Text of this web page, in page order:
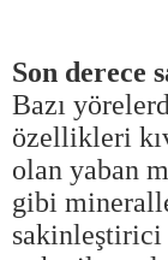
Son derece
Bazı
özellikleri
olan yaban
gibi
sakinleştirici